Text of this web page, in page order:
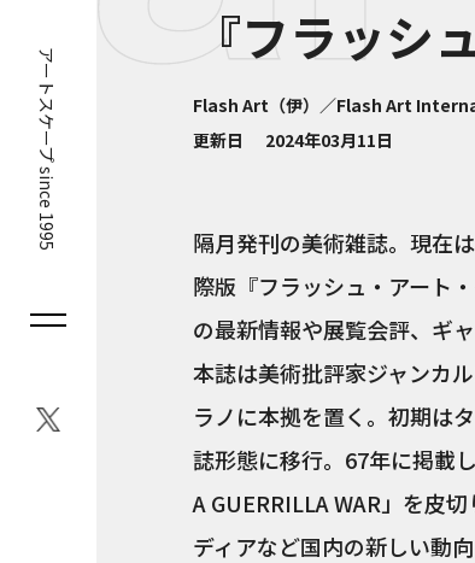
アートスケープ since 1995 『フラッシ
Flash Art（伊）／Flash Art
更新日
2024年03月11日
隔月発刊の美術雑誌。現在
際版『フラッシュ・アート
の最新情報や展覧会評、ギ
本誌は美術批評家ジャンカ
ラノに本拠を置く。初期は
誌形態に移行。67年に掲載
A GUERRILLA WAR」を皮
ディアなど国内の新しい動